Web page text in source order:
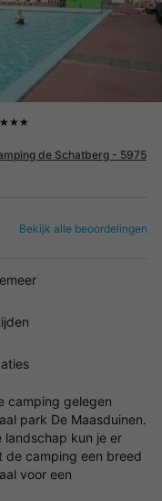
de Schatberg - 5975
Bekijk alle beoordelingen
camping gelegen
park De Maasduinen.
kun je er
de camping een breed
voor een